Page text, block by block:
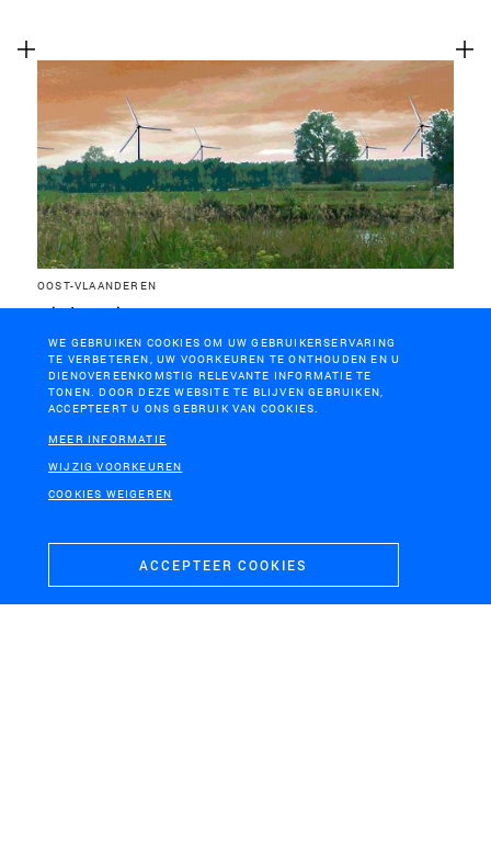
OOST-VLAANDEREN
Windenergie E40-zone
WE GEBRUIKEN COOKIES OM UW GEBRUIKERSERVARING
TE VERBETEREN, UW VOORKEUREN TE ONTHOUDEN EN U
DIENOVEREENKOMSTIG RELEVANTE INFORMATIE TE
TONEN. DOOR DEZE WEBSITE TE BLIJVEN GEBRUIKEN,
ACCEPTEERT U ONS GEBRUIK VAN COOKIES.
MEER INFORMATIE
WIJZIG VOORKEUREN
COOKIES WEIGEREN
ACCEPTEER COOKIES